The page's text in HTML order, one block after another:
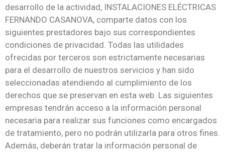
desarrollo de la actividad, INSTALACIONES ELÉCTRICAS
FERNANDO CASANOVA, comparte datos con los
siguientes prestadores bajo sus correspondientes
condiciones de privacidad. Todas las utilidades
ofrecidas por terceros son estrictamente necesarias
para el desarrollo de nuestros servicios y han sido
seleccionadas atendiendo al cumplimiento de los
derechos que se preservan en esta web. Las siguientes
empresas tendrán acceso a la información personal
necesaria para realizar sus funciones como encargados
de tratamiento, pero no podrán utilizarla para otros fines.
Además, deberán tratar la información personal de